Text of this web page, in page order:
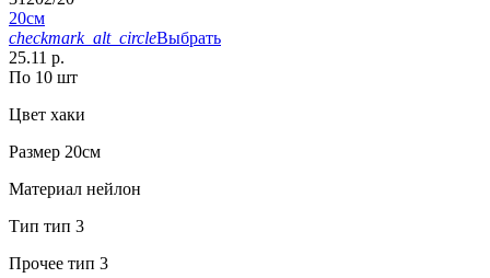
20см
checkmark_alt_circleВыбрать
25.11 р.
По 10 шт
Цвет хаки
Размер 20см
Материал нейлон
Тип тип 3
Прочее тип 3